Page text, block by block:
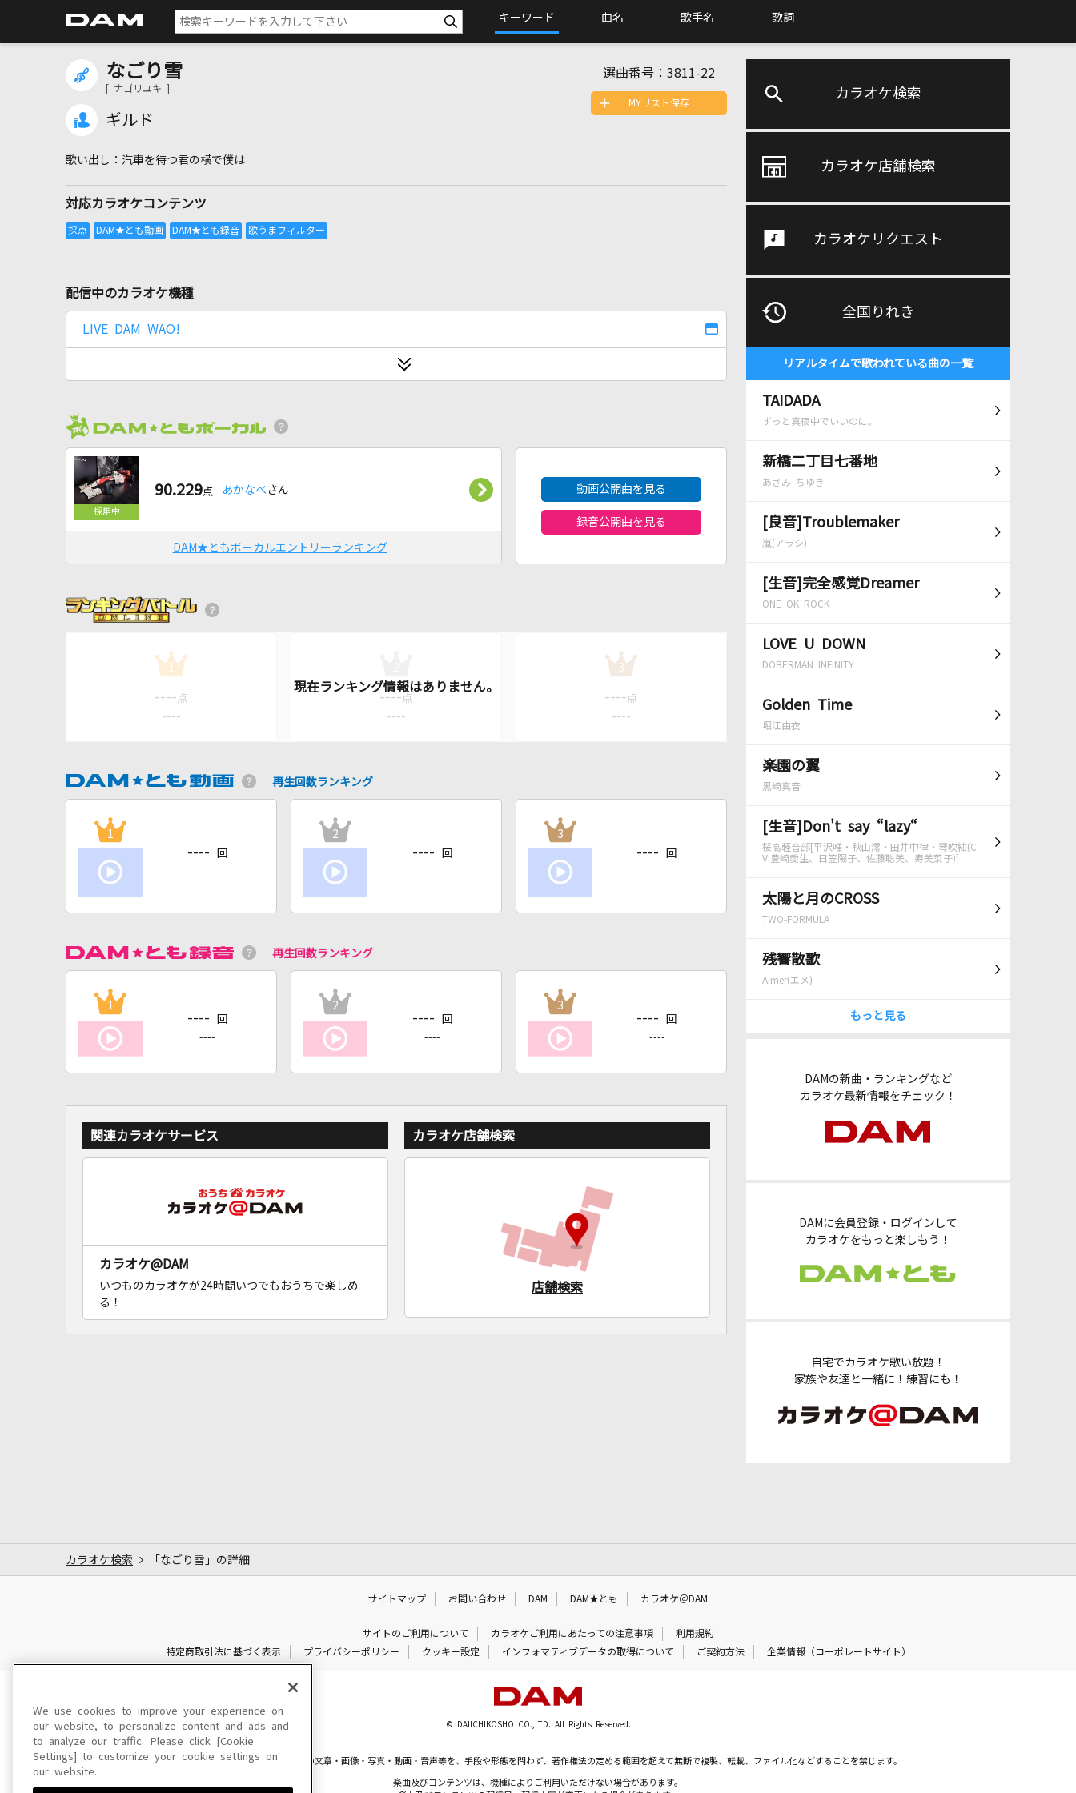
キーワード 曲名 歌手名 歌詞
カラオケ検索
カラオケ店舗検索
カラオケリクエスト
全国りれき
リアルタイムで歌われている曲の一覧
TAIDADA
ずっと真夜中でいいのに。
新橋二丁目七番地
あさみ ちゆき
[良音]Troublemaker
嵐(アラシ)
[生音]完全感覚Dreamer
ONE OK ROCK
LOVE U DOWN
DOBERMAN INFINITY
Golden Time
堀江由衣
楽園の翼
黒崎真音
[生音]Don't say “lazy“
桜高軽音部[平沢唯・秋山澪・田井中律・琴吹紬(C
V:豊崎愛生、日笠陽子、佐藤聡美、寿美菜子)]
太陽と月のCROSS
TWO-FORMULA
残響散歌
Aimer(エメ)
もっと見る
DAMの新曲・ランキングなど
カラオケ最新情報をチェック！
DAMに会員登録・ログインして
カラオケをもっと楽しもう！
自宅でカラオケ歌い放題！
家族や友達と一緒に！練習にも！
なごり雪
[ ナゴリユキ ]
ギルド
選曲番号： 3811-22
汽車を待つ君の横で僕は
対応カラオケコンテンツ
MYリスト保存
配信中のカラオケ機種
LIVE DAM WAO!
90.229点 あかなべ さん
DAM★ともボーカルエントリーランキング
動画公開曲を見る
録音公開曲を見る
1
---- 点
----
---- 点
----
3
---- 点
----
再生回数ランキング
1
---- 回
----
2
---- 回
----
3
---- 回
----
再生回数ランキング
1
---- 回
----
2
---- 回
----
3
---- 回
----
関連カラオケサービス
カラオケ@DAM
いつものカラオケが24時間いつでもおうちで楽しめ
る！
カラオケ店舗検索
店舗検索
カラオケ検索 「なごり雪」の詳細
サイトマップ お問い合わせ DAM DAM★とも カラオケ＠DAM
サイトのご利用について カラオケご利用にあたっての注意事項
利用規約
特定商取引法に基づく表示
プライバシーポリシー クッキー設定 インフォマティブデータの取得について ご契約方法 企業情報（コーポレートサイト）
© DAIICHIKOSHO CO.,LTD. All Rights Reserved.
このサイトに掲載されている一切の文章・画像・写真・動画・音声等を、手段や形態を問わず、著作権法の定める範囲を超えて無断で複製、転載、ファイル化などすることを禁じます。
楽曲及びコンテンツは、機種によりご利用いただけない場合があります。
We use cookies to improve your experience on
our website, to personalize content and ads and
to analyze our traffic. Please click [Cookie
Settings] to customize your cookie settings on
our website.